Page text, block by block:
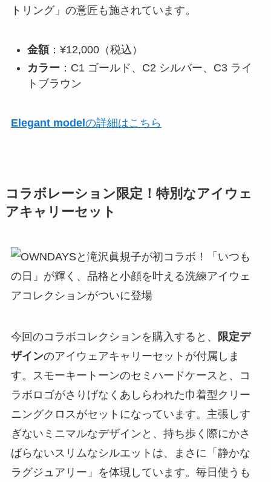
トリング」の意匠も施されています。
金額：¥12,000（税込）
カラー ：C1 ゴールド、C2 シルバー、C3 ライ
トブラウン
Elegant model の詳細はこちら
コラボレーション限定！特別なアイウェ
アキャリーセット
今回のコラボコレクションを購入すると、
限定デ
ザインのアイウェアキャリーセットが付属しま
す。スモーキートーンのセミハードケースと、コ
ラボロゴがさりげなくあしらわれた巾着型クリー
ニングクロスがセットになっています。主張しす
ぎないミニマルなデザインと、持ち歩く際にかさ
ばらないスリムなシルエットは、まさに「静かな
ラグジュアリー」を体現しています。毎日使うも